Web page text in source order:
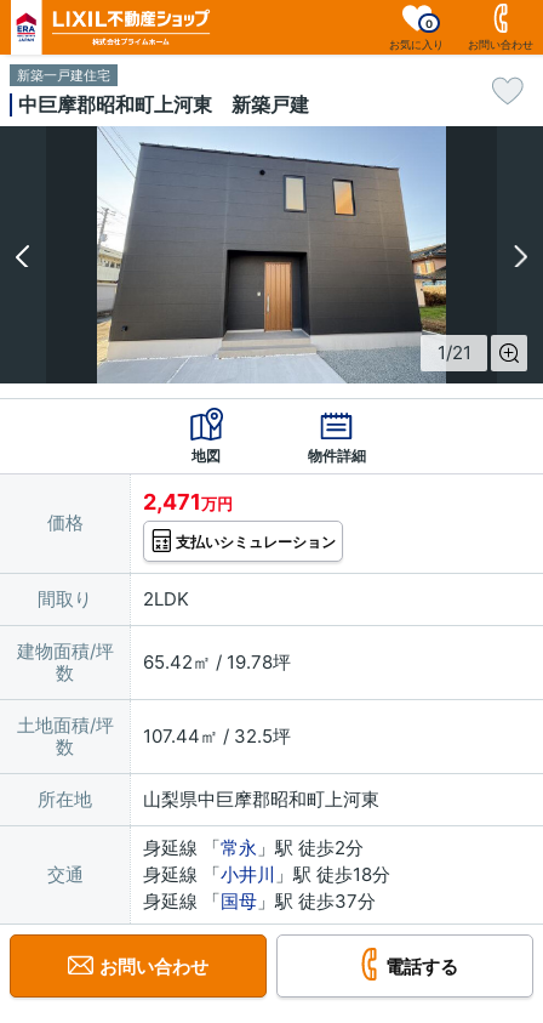
お気に入り
0
お問い合わせ
新築一戸建住宅
中巨摩郡昭和町上河東 新築戸建
1/21
地図 物件詳細
価格
2,471万円
支払いシミュレーション
間取り 2LDK
建物面積/坪
数
65.42㎡ / 19.78坪
土地面積/坪
数
107.44㎡ / 32.5坪
所在地 山梨県中巨摩郡昭和町上河東
交通
身延線 「常永 」駅 徒歩2分
身延線 「小井川 」駅 徒歩18分
身延線 「国母 」駅 徒歩37分
お問い合わせ 電話する